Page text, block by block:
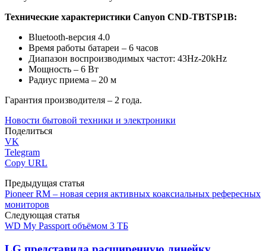
Технические характеристики Canyon CND-TBTSP1B:
Bluetooth-версия 4.0
Время работы батареи – 6 часов
Диапазон воспроизводимых частот: 43Hz-20kHz
Мощность – 6 Вт
Радиус приема – 20 м
Гарантия производителя – 2 года.
Новости бытовой техники и электроники
Поделиться
VK
Telegram
Copy URL
Предыдущая статья
Pioneer RM – новая серия активных коаксиальных рефересных
мониторов
Следующая статья
WD My Passport объёмом 3 ТБ